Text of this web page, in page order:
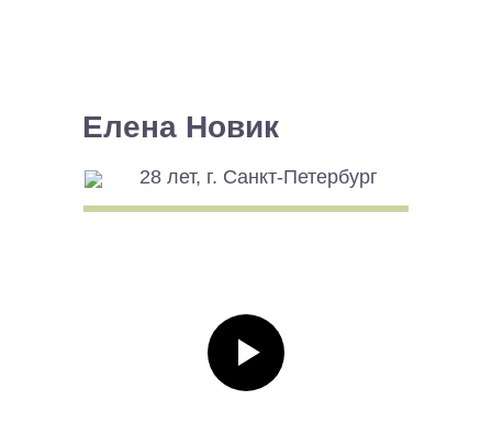
Елена Новик
28 лет, г. Санкт-Петербург